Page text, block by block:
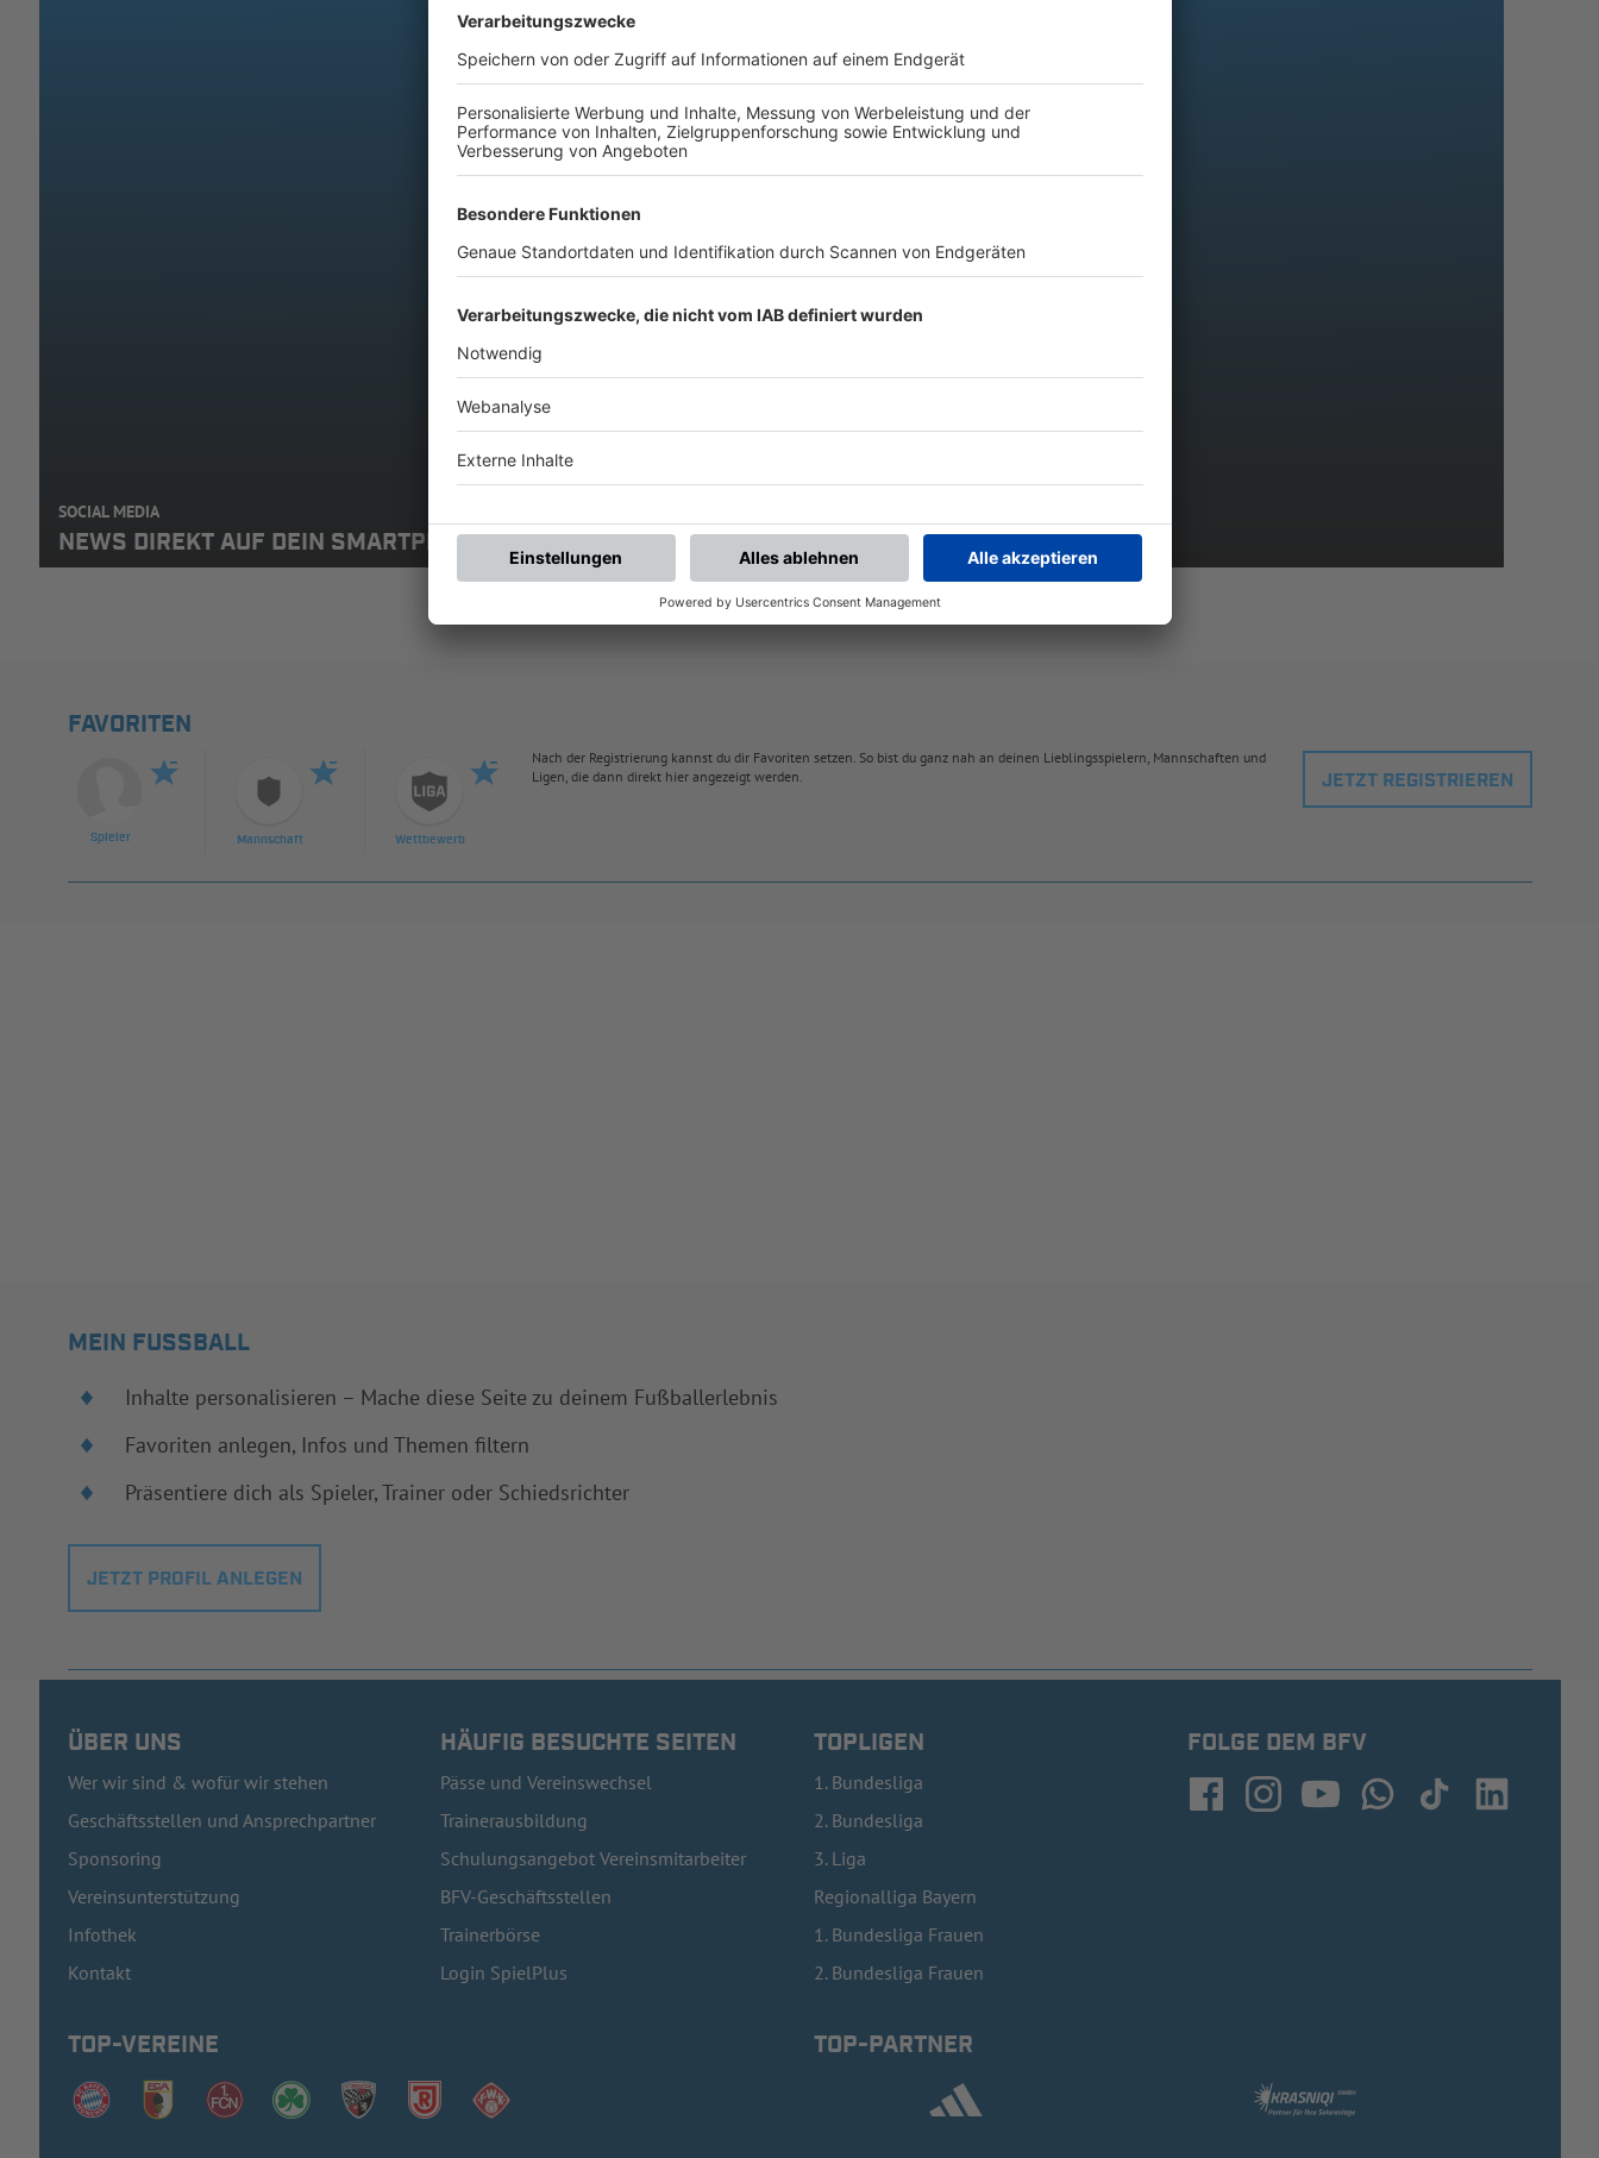
SOCIAL MEDIA
NEWS DIREKT AUF DEIN SMARTPHONE: ABONNIERE DEN BFV-WHATSAPP-KANAL!
FAVORITEN
Spieler Mannschaft Wettbewerb
Nach der Registrierung kannst du dir Favoriten setzen. So bist du ganz nah an deinen Lieblingsspielern, Mannschaften und
Ligen, die dann direkt hier angezeigt werden.
JETZT REGISTRIEREN
MEIN FUSSBALL
Inhalte personalisieren – Mache diese Seite zu deinem Fußballerlebnis
Favoriten anlegen, Infos und Themen filtern
Präsentiere dich als Spieler, Trainer oder Schiedsrichter
JETZT PROFIL ANLEGEN
ÜBER UNS
Wer wir sind & wofür wir stehen
Geschäftsstellen und Ansprechpartner
Sponsoring
Vereinsunterstützung
Infothek
Kontakt
HÄUFIG BESUCHTE SEITEN
Pässe und Vereinswechsel
Trainerausbildung
Schulungsangebot Vereinsmitarbeiter
BFV-Geschäftsstellen
Trainerbörse
Login SpielPlus
TOPLIGEN
1. Bundesliga
2. Bundesliga
3. Liga
Regionalliga Bayern
1. Bundesliga Frauen
2. Bundesliga Frauen
FOLGE DEM BFV
TOP-VEREINE TOP-PARTNER